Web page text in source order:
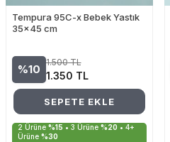
Tempura 95C-x Bebek Yastık
35x45 cm
%10
1.500TL
1.350 TL
SEPETE EKLE
2 Ürüne %15 • 3 Ürüne %20 • 4+
Ürüne %30